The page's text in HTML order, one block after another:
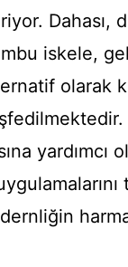
Dahası,
iskele,
olarak
yardımcı